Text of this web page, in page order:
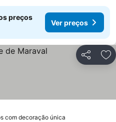
preços
Ver preços
Partilhar
com decoração única